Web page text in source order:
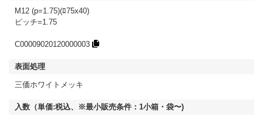
M12 (p=1.75)(ﾛ75x40)
ピッチ=1.75
C00009020120000003
三価ホワイトメッキ